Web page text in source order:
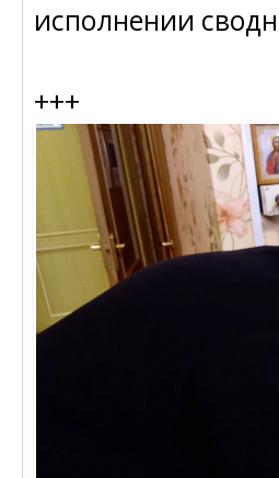
исполнении
+++